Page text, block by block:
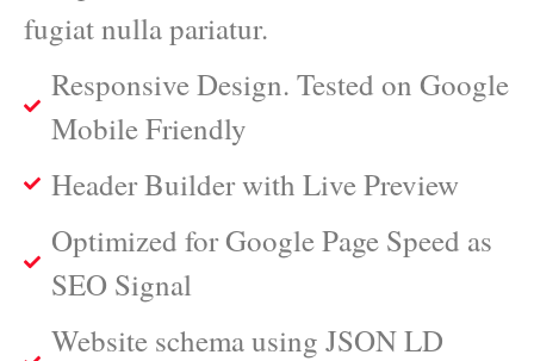
fugiat nulla pariatur.
Responsive Design. Tested on Google
Mobile Friendly
Header Builder with Live Preview
Optimized for Google Page Speed as
SEO Signal
Website schema using JSON LD